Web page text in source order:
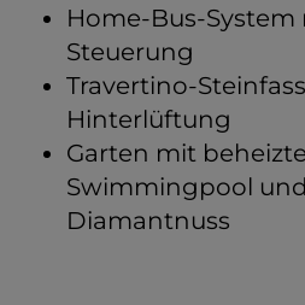
Home-Bus-System
Steuerung
Travertino-
Hinterlüftung
Garten mit
Swimmingpool
Diamantnuss